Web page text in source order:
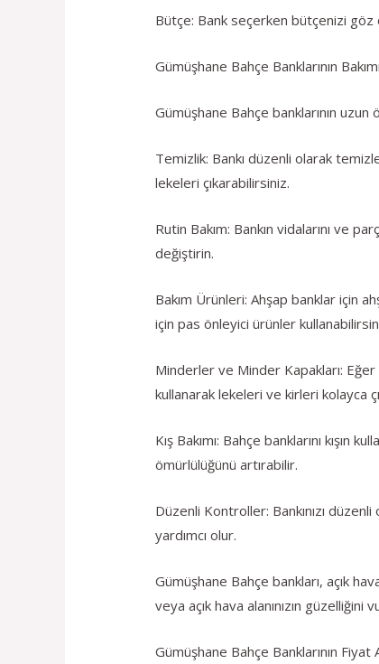
Bütçe: Bank seçerken bütçenizi göz
Gümüşhane Bahçe Banklarının
Gümüşhane Bahçe banklarının
Temizlik: Bankı düzenli olarak
lekeleri çıkarabilirsiniz.
Rutin Bakım: Bankın vidalarını ve
değiştirin.
Bakım Ürünleri: Ahşap banklar için
için pas önleyici ürünler
Minderler ve Minder Kapakları: Eğer
kullanarak lekeleri ve kirleri kolayca
Kış Bakımı: Bahçe banklarını
ömürlülüğünü artırabilir.
Düzenli Kontroller: Bankınızı
yardımcı olur.
Gümüşhane Bahçe bankları, açık
veya açık hava alanınızın güzelliğini
Gümüşhane Bahçe Banklarının